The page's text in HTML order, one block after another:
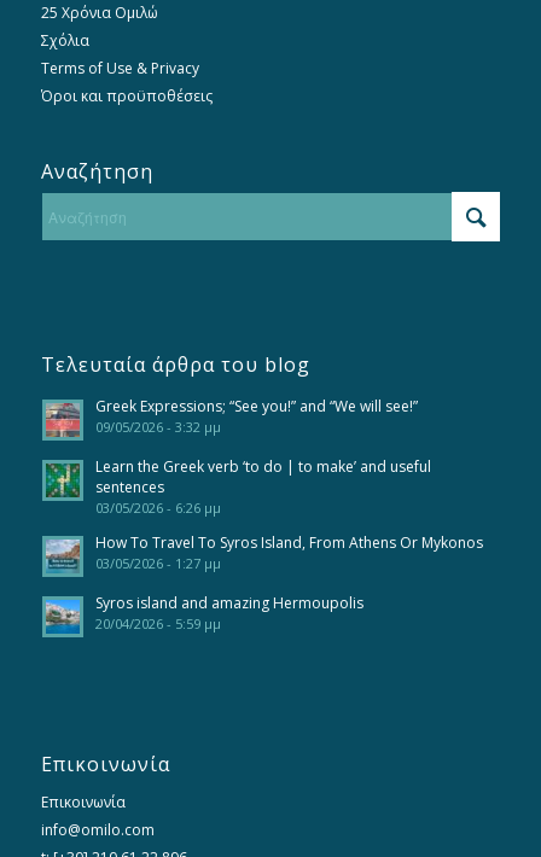
25 Χρόνια Ομιλώ
Σχόλια
Terms of Use & Privacy
Όροι και προϋποθέσεις
Αναζήτηση
Τελευταία άρθρα του blog
Greek Expressions; “See you!” and “We will see!”
09/05/2026 - 3:32 μμ
Learn the Greek verb ‘to do | to make’ and useful
sentences
03/05/2026 - 6:26 μμ
How To Travel To Syros Island, From Athens Or Mykonos
03/05/2026 - 1:27 μμ
Syros island and amazing Hermoupolis
20/04/2026 - 5:59 μμ
Επικοινωνία
Επικοινωνία
info@omilo.com